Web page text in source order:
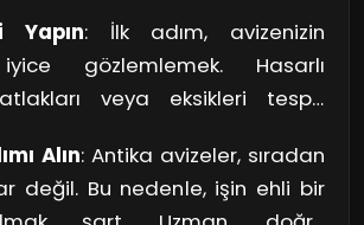
Yapın: İlk adım, avizenizin
gözlemlemek. Hasarlı
veya eksikleri tespit
her avize, kendi hikâyesini
Yağmur suyu, nem veya zamanla
Alın: Antika avizeler, sıradan
değil. Bu nedenle, işin ehli bir